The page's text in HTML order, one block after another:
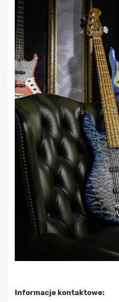
Informacje kontaktowe: